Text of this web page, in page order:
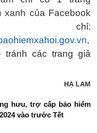
của Facebook
chỉ:
,
các trang giả
HẠ LAM
hưu, trợ cấp bảo hiểm
vào trước Tết